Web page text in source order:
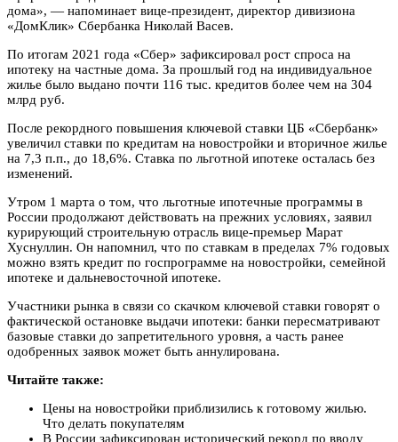
дома», — напоминает вице-президент, директор дивизиона
«ДомКлик» Сбербанка Николай Васев.
По итогам 2021 года «Сбер» зафиксировал рост спроса на
ипотеку на частные дома. За прошлый год на индивидуальное
жилье было выдано почти 116 тыс. кредитов более чем на 304
млрд руб.
После рекордного повышения ключевой ставки ЦБ «Сбербанк»
увеличил ставки по кредитам на новостройки и вторичное жилье
на 7,3 п.п., до 18,6%. Ставка по льготной ипотеке осталась без
изменений.
Утром 1 марта о том, что льготные ипотечные программы в
России продолжают действовать на прежних условиях, заявил
курирующий строительную отрасль вице-премьер Марат
Хуснуллин. Он напомнил, что по ставкам в пределах 7% годовых
можно взять кредит по госпрограмме на новостройки, семейной
ипотеке и дальневосточной ипотеке.
Участники рынка в связи со скачком ключевой ставки говорят о
фактической остановке выдачи ипотеки: банки пересматривают
базовые ставки до запретительного уровня, а часть ранее
одобренных заявок может быть аннулирована.
Читайте также:
Цены на новостройки приблизились к готовому жилью.
Что делать покупателям
В России зафиксирован исторический рекорд по вводу